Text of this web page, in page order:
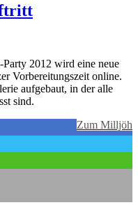
2012 wird eine neue
Vorbereitungszeit online.
aufgebaut, in der alle
sind.
Zum Milljöh